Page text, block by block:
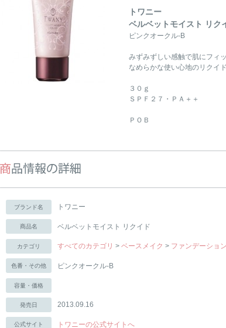
トワニー
ベルベットモイスト リク
ピンクオークル-B
みずみずしい感触で肌にフィ
なめらかな使い心地のリクイ
３０ｇ
ＳＰＦ２７・ＰＡ＋＋
ＰＯＢ
ブランド名 トワニー
商品名 ベルベットモイスト リクイド
カテゴリ すべてのカテゴリ > ベースメイク > ファンデーショ
色番・その他 ピンクオークル-B
容量・価格
発売日 2013.09.16
公式サイト トワニーの公式サイトへ